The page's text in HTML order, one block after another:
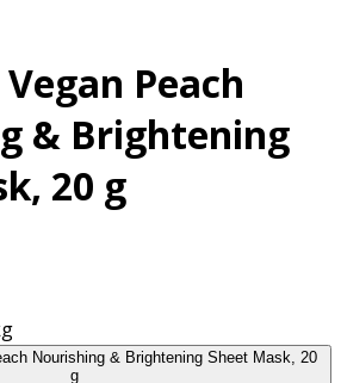
Peach
& Brightening
20 g
Nourishing & Brightening Sheet Mask, 20
g